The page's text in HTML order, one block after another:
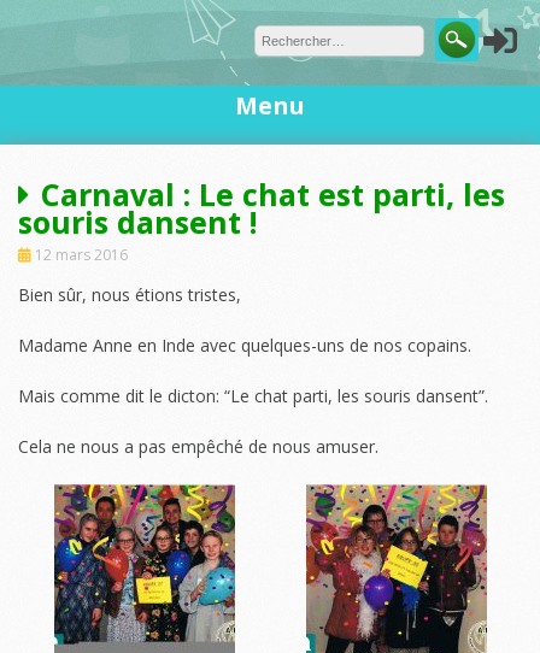
Menu
Carnaval : Le chat est parti, les
souris dansent !
12 mars 2016
Bien sûr, nous étions tristes,
Madame Anne en Inde avec quelques-uns de nos copains.
Mais comme dit le dicton: “Le chat parti, les souris dansent”.
Cela ne nous a pas empêché de nous amuser.